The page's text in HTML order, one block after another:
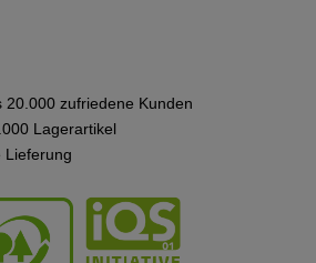
20.000 zufriedene Kunden
Lagerartikel
Lieferung